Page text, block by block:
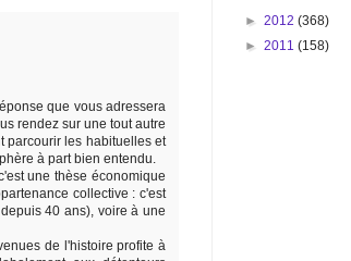
que vous adressera
rendez sur une tout autre
parcourir les habituelles et
à part bien entendu.
une thèse économique
collective : c'est
40 ans), voire à une
de l'histoire profite à
► 2012 (368)
► 2011 (158)